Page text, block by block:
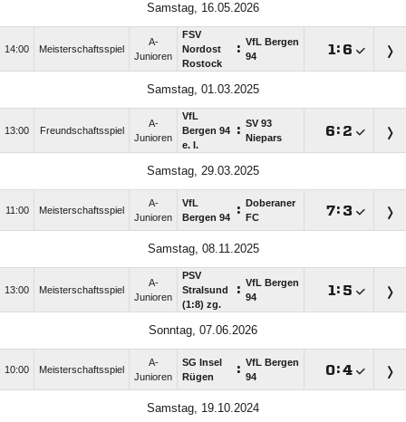
Samstag, 16.05.2026
14:00 Meisterschaftsspiel
A-
Junioren
FSV
Nordost
Rostock
: VfL Bergen
94
: 
Samstag, 01.03.2025
13:00 Freundschaftsspiel
A-
Junioren
VfL
Bergen 94
e. I.
: SV 93
Niepars
: 
Samstag, 29.03.2025
11:00 Meisterschaftsspiel
A-
Junioren
VfL
Bergen 94
:
Doberaner
FC
: 
Samstag, 08.11.2025
13:00 Meisterschaftsspiel
A-
Junioren
PSV
Stralsund
(1:8) zg.
: VfL Bergen
94
: 
Sonntag, 07.06.2026
10:00 Meisterschaftsspiel
A-
Junioren
SG Insel
Rügen
: VfL Bergen
94
:
Samstag, 19.10.2024